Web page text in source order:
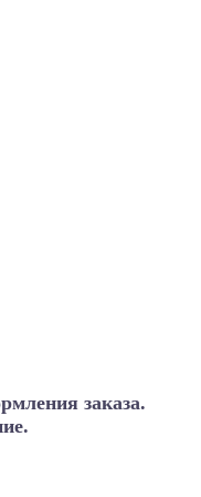
заказа.